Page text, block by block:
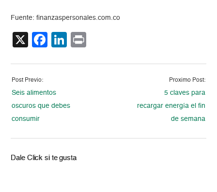
Fuente: finanzaspersonales.com.co
X Facebook
LinkedIn
Post Previo:
Seis alimentos
oscuros que debes
consumir
Proximo Post:
5 claves para
recargar energía el fin
de semana
Dale Click si te gusta